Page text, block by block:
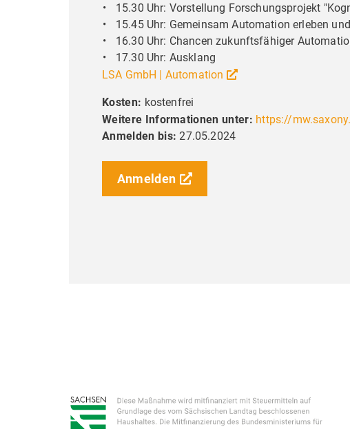
15.30 Uhr: Vorstellung Forschungsprojekt
15.45 Uhr: Gemeinsam Automation erleben
16.30 Uhr: Chancen zukunftsfähiger
17.30 Uhr: Ausklang
LSA GmbH | Automation
Kosten: kostenfrei
Weitere Informationen unter: https://
Anmelden bis: 27.05.2024
Anmelden
Interessen der